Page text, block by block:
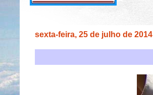
sexta-feira, 25 de julho de 2014